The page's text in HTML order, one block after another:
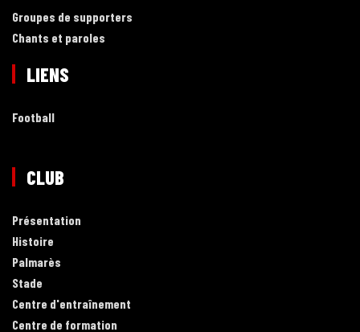
Groupes de supporters
Chants et paroles
LIENS
Football
CLUB
Présentation
Histoire
Palmarès
Stade
Centre d'entraînement
Centre de formation